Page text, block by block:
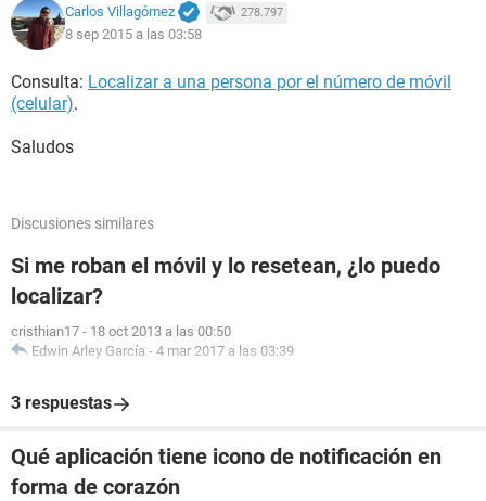
Carlos Villagómez 278.797
8 sep 2015 a las 03:58
Consulta: Localizar a una persona por el número de móvil
(celular).
Saludos
Discusiones similares
Si me roban el móvil y lo resetean, ¿lo puedo
localizar?
cristhian17 - 18 oct 2013 a las 00:50
Edwin Arley García - 4 mar 2017 a las 03:39
3 respuestas
Qué aplicación tiene icono de notificación en
forma de corazón